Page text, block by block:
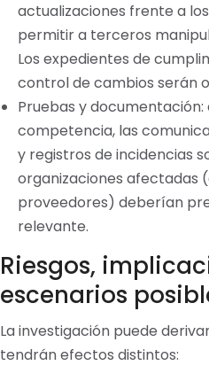
actualizaciones frente a
permitir a terceros
Los expedientes de
control de cambios serán
Pruebas y
competencia, las
y registros de incidencias
organizaciones afectadas
proveedores) deberían
relevante.
Riesgos,
escenarios
La investigación puede
tendrán efectos distintos: